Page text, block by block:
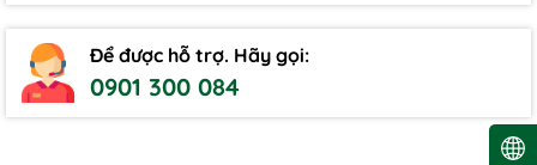
Để được hỗ trợ. Hãy gọi:
0901 300 084